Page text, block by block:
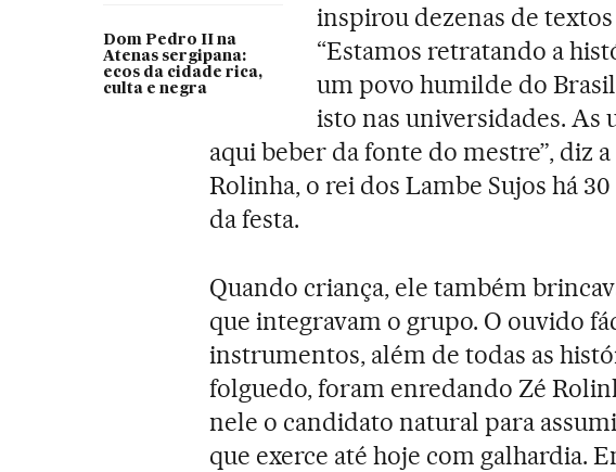
Dom Pedro II na
Atenas sergipana:
ecos da cidade rica,
culta e negra
inspirou dezenas de
“Estamos retratando a
um povo humilde do
isto nas universidades. As
aqui beber da fonte do mestre”, diz
Rolinha, o rei dos Lambe Sujos há
da festa.
Quando criança, ele também
que integravam o grupo. O ouvido
instrumentos, além de todas as
folguedo, foram enredando Zé
nele o candidato natural para
que exerce até hoje com galhardia.